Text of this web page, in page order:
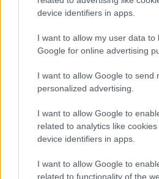
device identifiers in apps.
I want to allow my user data to
Google for online advertising
I want to allow Google to send
personalized advertising.
I want to allow Google to
related to analytics like
device identifiers in apps.
I want to allow Google to
related to functionality of the
kétoldali gennyes
fájdalmassá és
csecsnyúlványa, és kicsit
Mastoiditis kérdések
drHorváthTamás•2013. március 19.
Háziorvosoknak született egy
Journal of the American Board
ben, de hiába nem fül- orr-